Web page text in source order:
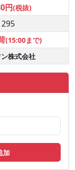
円(税抜)
295
(15:00まで)
株式会社
加